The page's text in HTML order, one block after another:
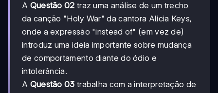
A Questão 02 traz uma análise de um trecho
da canção "Holy War" da cantora Alicia Keys,
onde a expressão "instead of" (em vez de)
introduz uma ideia importante sobre mudança
de comportamento diante do ódio e
intolerância.
A Questão 03 trabalha com a interpretação de